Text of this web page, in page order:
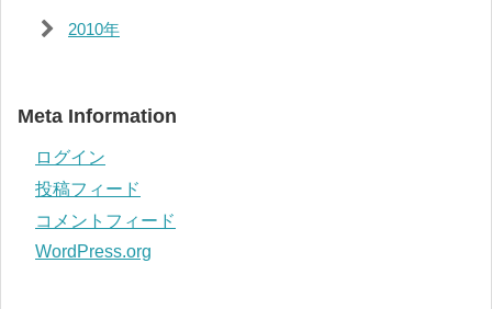
2010年
Meta Information
ログイン
投稿フィード
コメントフィード
WordPress.org